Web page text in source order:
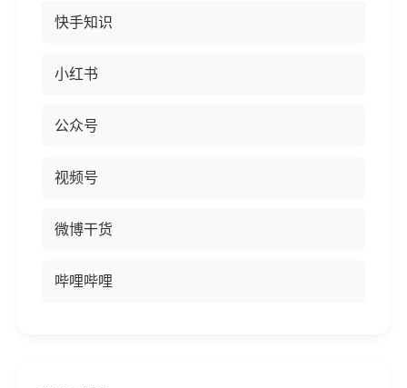
快手知识
小红书
公众号
视频号
微博干货
哔哩哔哩